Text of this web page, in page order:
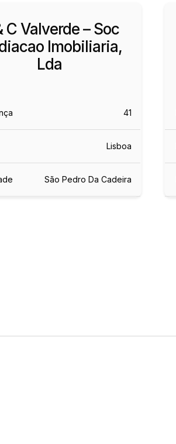
C Valverde – Soc
Imobiliaria,
Lda
41
Lisboa
São Pedro Da Cadeira